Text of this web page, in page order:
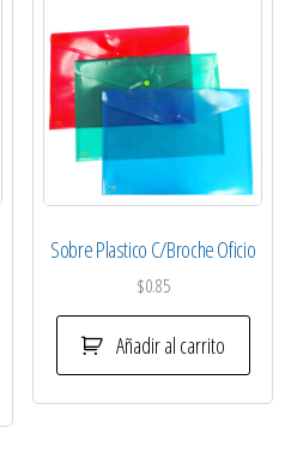
Sobre Plastico C/Broche Oficio
$0.85
Añadir al carrito